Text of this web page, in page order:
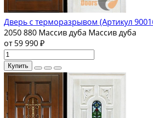
Дверь с терморазрывом (Артикул
2050880 Массив дуба Массив дуба
от 59 990 ₽
Купить